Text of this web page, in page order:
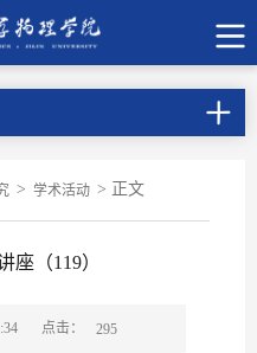
> 学术活动 > 正文
座（119）
点击： 295